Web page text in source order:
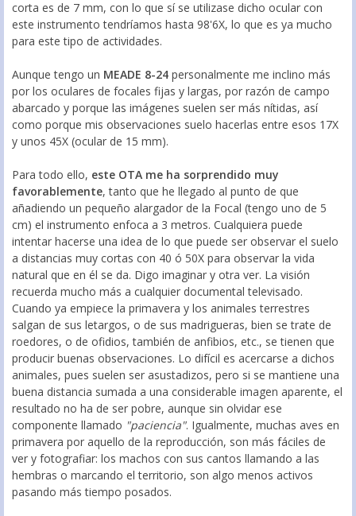
corta es de 7 mm, con lo que sí se utilizase dicho ocular con
este instrumento tendríamos hasta 98'6X, lo que es ya mucho
para este tipo de actividades.
Aunque tengo un MEADE 8-24 personalmente me inclino más
por los oculares de focales fijas y largas, por razón de campo
abarcado y porque las imágenes suelen ser más nítidas, así
como porque mis observaciones suelo hacerlas entre esos 17X
y unos 45X (ocular de 15 mm).
Para todo ello, este OTA me ha sorprendido muy
favorablemente, tanto que he llegado al punto de que
añadiendo un pequeño alargador de la Focal (tengo uno de 5
cm) el instrumento enfoca a 3 metros. Cualquiera puede
intentar hacerse una idea de lo que puede ser observar el suelo
a distancias muy cortas con 40 ó 50X para observar la vida
natural que en él se da. Digo imaginar y otra ver. La visión
recuerda mucho más a cualquier documental televisado.
Cuando ya empiece la primavera y los animales terrestres
salgan de sus letargos, o de sus madrigueras, bien se trate de
roedores, o de ofidios, también de anfibios, etc., se tienen que
producir buenas observaciones. Lo difícil es acercarse a dichos
animales, pues suelen ser asustadizos, pero si se mantiene una
buena distancia sumada a una considerable imagen aparente, el
resultado no ha de ser pobre, aunque sin olvidar ese
componente llamado "paciencia". Igualmente, muchas aves en
primavera por aquello de la reproducción, son más fáciles de
ver y fotografiar: los machos con sus cantos llamando a las
hembras o marcando el territorio, son algo menos activos
pasando más tiempo posados.